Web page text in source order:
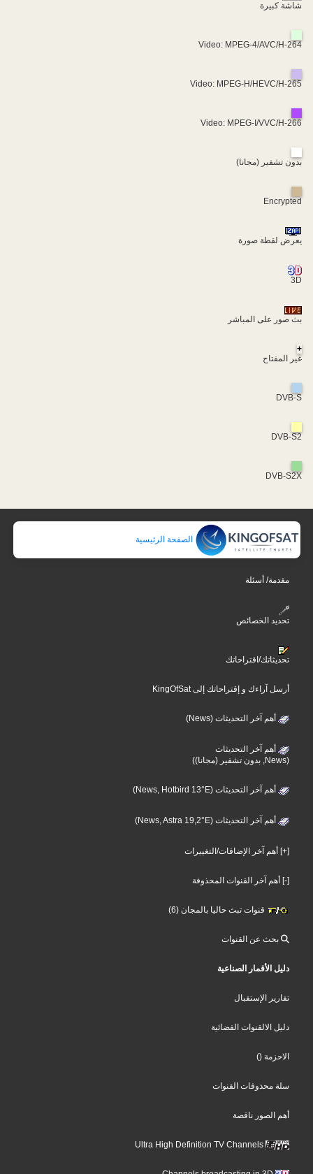
شاشة كبيرة
Video: MPEG-4/AVC/H-264
Video: MPEG-H/HEVC/H-265
Video: MPEG-I/VVC/H-266
بدون تشفير (مجانا)
Encrypted
يعرض لقطة صورة
3D
بث صور على المباشر
+
غير المفتاح
DVB-S
DVB-S2
DVB-S2X
الصفحة الرئيسية
مقدمة/ أسئلة
تحديد الخصائص
تحديثاتك/اقتراحاتك
أرسل آراءك و إقتراحاتك إلى KingOfSat
أهم آخر التحديثات (News)
أهم آخر التحديثات
(News, بدون تشفير (مجانا))
أهم آخر التحديثات (News, Hotbird 13°E)
أهم آخر التحديثات (News, Astra 19,2°E)
[+] أهم آخر الإضافات/التغييرات
[-] أهم آخر القنوات المحذوفة
قنوات تبث حاليا بالمجان (6)
بحث عن القنوات
دليل الأقمار الصناعية
تقارير الإستقبال
دليل الالقنوات الفضائية
الاحزمة ()
سلة محذوفات القنوات
أهم الصور ناقصة
Ultra High Definition TV Channels